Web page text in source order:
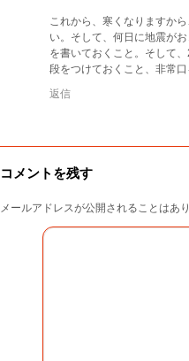
これから、寒くなりますか
い。そして、何日に地震が
を書いておくこと。そして
段をつけておくこと、非常口
返信
コメントを残す
メールアドレスが公開されることはあり